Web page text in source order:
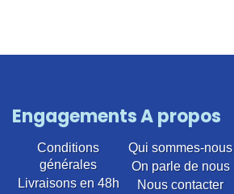
Engagements
Conditions
générales
Livraisons en 48h
A propos
Qui sommes-nous
On parle de nous
Nous contacter